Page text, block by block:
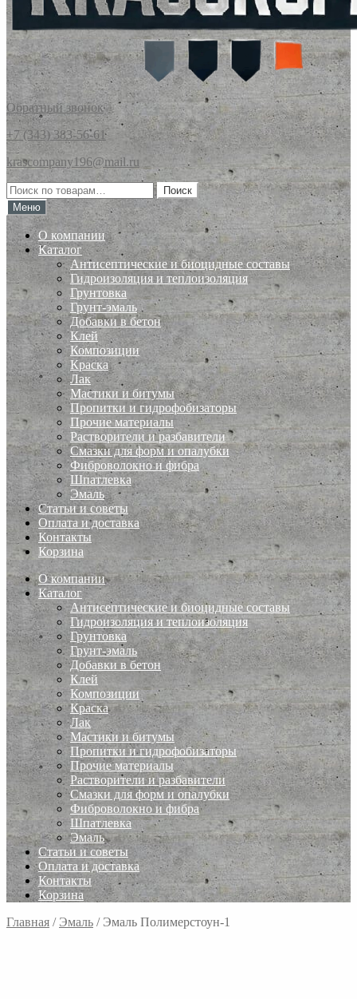
Обратный звонок
+7 (343) 383-56-61
krascompany196@mail.ru
Искать:
Поиск
Меню
О компании
Каталог
Антисептические и биоцидные составы
Гидроизоляция и теплоизоляция
Грунтовка
Грунт-эмаль
Добавки в бетон
Клей
Композиции
Краска
Лак
Мастики и битумы
Пропитки и гидрофобизаторы
Прочие материалы
Растворители и разбавители
Смазки для форм и опалубки
Фиброволокно и фибра
Шпатлевка
Эмаль
Статьи и советы
Оплата и доставка
Контакты
Корзина
О компании
Каталог
Антисептические и биоцидные составы
Гидроизоляция и теплоизоляция
Грунтовка
Грунт-эмаль
Добавки в бетон
Клей
Композиции
Краска
Лак
Мастики и битумы
Пропитки и гидрофобизаторы
Прочие материалы
Растворители и разбавители
Смазки для форм и опалубки
Фиброволокно и фибра
Шпатлевка
Эмаль
Статьи и советы
Оплата и доставка
Контакты
Корзина
Главная / Эмаль / Эмаль Полимерстоун-1